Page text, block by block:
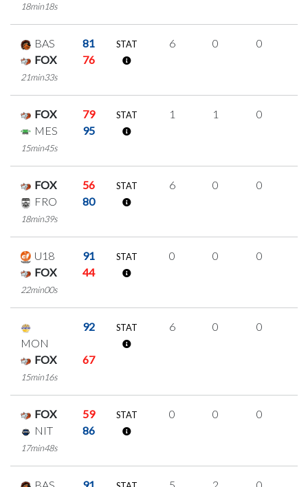
18min18s
BAS
81
FOX
76
21min33s
STAT 6 0 0
FOX
79
MES
95
15min45s
STAT 1 1 0
FOX
56
FRO
80
18min39s
STAT 6 0 0
U18
91
FOX
44
22min00s
STAT 0 0 0
MON
92
FOX 67
15min16s
STAT 6 0 0
FOX
59
NIT
86
17min48s
STAT 0 0 0